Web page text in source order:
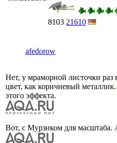
8103 21610
afedorow
Нет, у мраморной листочки
цвет, как коричневый металлик.
этого эффекта.
Вот, с Мурзиком для масштаба.